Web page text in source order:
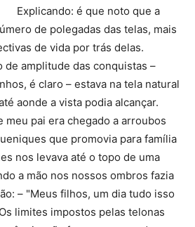
Explicando: é que noto que a
de polegadas das telas, mais
de vida por trás delas.
de amplitude das conquistas –
é claro – estava na tela natural
aonde a vista podia alcançar.
meu pai era chegado a arroubos
que promovia para família
nos levava até o topo de uma
a mão nos nossos ombros fazia
– "Meus filhos, um dia tudo isso
impostos pelas telonas